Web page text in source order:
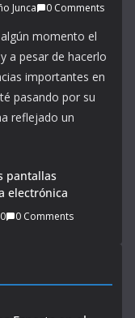
Junca 0 Comments
momento el
a pesar de hacerlo
importantes en
pasando por su
reflejado un
pantallas
electrónica
0 Comments